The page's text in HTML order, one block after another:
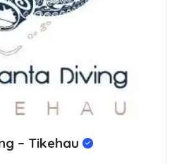
– Tikehau